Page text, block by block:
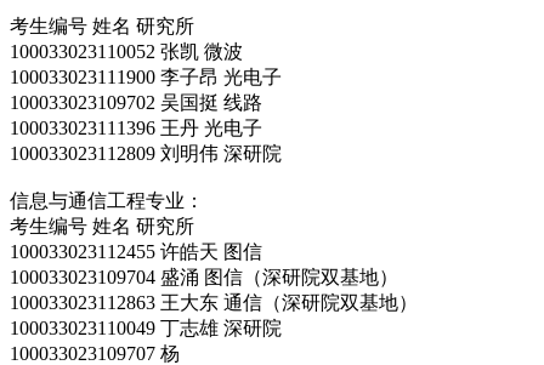
考生编号 姓名 研究所
100033023110052 张凯 微波
100033023111900 李子昂 光电子
100033023109702 吴国挺 线路
100033023111396 王丹 光电子
100033023112809 刘明伟 深研院
信息与通信工程专业：
考生编号 姓名 研究所
100033023112455 许皓天 图信
100033023109704 盛涌 图信（深研院双基地）
100033023112863 王大东 通信（深研院双基地）
100033023110049 丁志雄 深研院
100033023109707 杨